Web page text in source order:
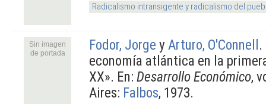
Radicalismo intransigente y radicalismo del
Sin imagen
de portada
Fodor, Jorge y Arturo, O'Connell.
economía atlántica en la
XX». En: Desarrollo Económico,
Aires: Falbos, 1973.